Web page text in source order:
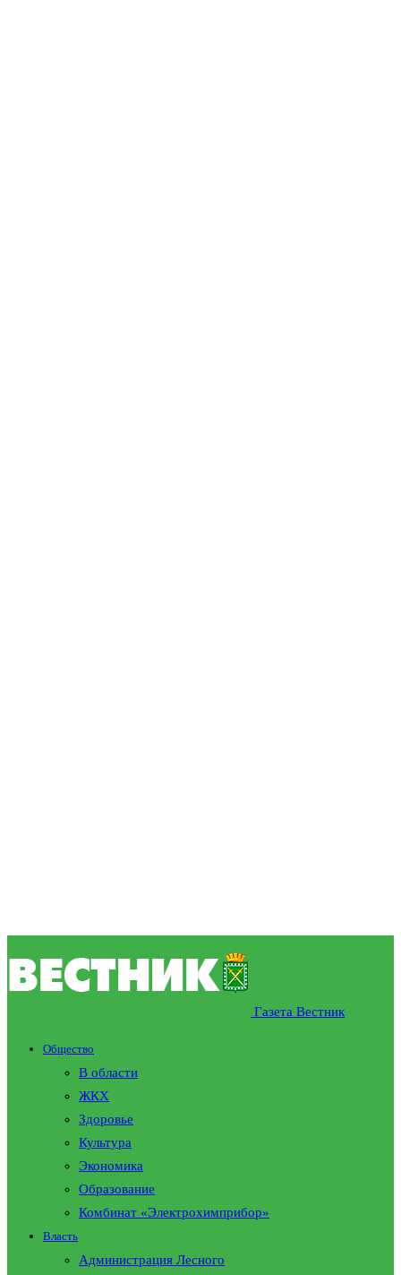
Газета Вестник
Общество
В области
ЖКХ
Здоровье
Культура
Экономика
Образование
Комбинат «Электрохимприбор»
Власть
Администрация Лесного